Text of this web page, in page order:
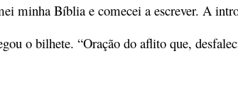
minha Bíblia e comecei a escrever. A
o bilhete. “Oração do aflito que,